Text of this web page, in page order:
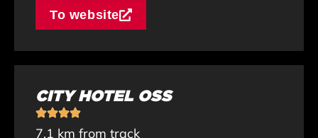
To website
CITY HOTEL OSS
7.1 km from track